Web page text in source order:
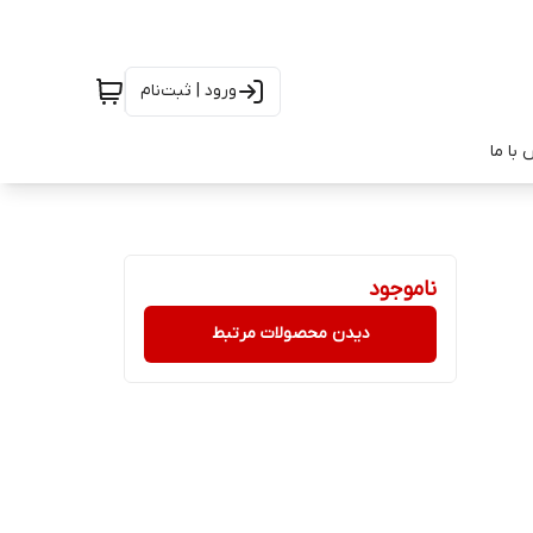
ورود | ثبت‌نام
با ما
ناموجود
دیدن محصولات مرتبط